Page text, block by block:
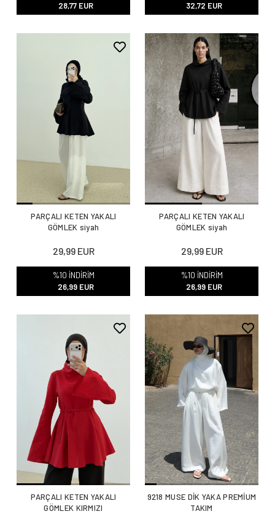
28,77 EUR
32,72 EUR
PARÇALI KETEN YAKALI
GÖMLEK siyah
29,99 EUR
%10 İNDİRİM
26,99 EUR
PARÇALI KETEN YAKALI
GÖMLEK siyah
29,99 EUR
%10 İNDİRİM
26,99 EUR
PARÇALI KETEN YAKALI
GÖMLEK KIRMIZI
9218 MUSE DİK YAKA PREMİUM
TAKIM